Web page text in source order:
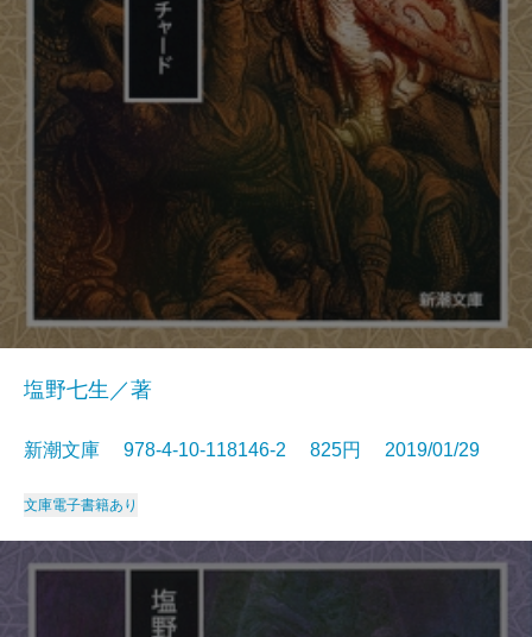
塩野七生／著
新潮文庫 978-4-10-118146-2 825円 2019/01/29
文庫電子書籍あり